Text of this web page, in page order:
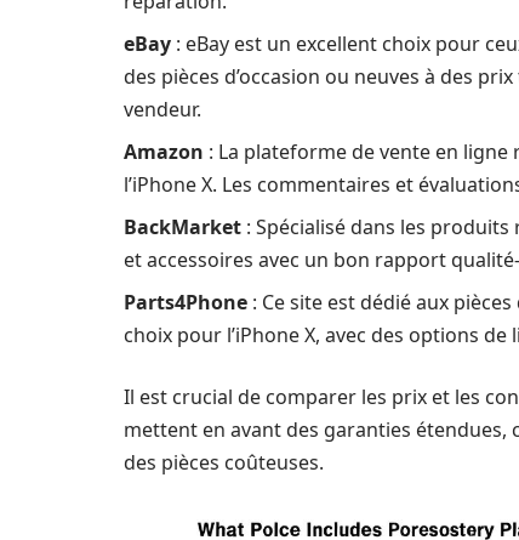
eBay : eBay est un excellent choix pour
des pièces d’occasion ou neuves à des
vendeur.
Amazon : La plateforme de vente en
l’iPhone X. Les commentaires et
BackMarket : Spécialisé dans les
et accessoires avec un bon rapport
Parts4Phone : Ce site est dédié aux
choix pour l’iPhone X, avec des options de
Il est crucial de comparer les prix et les
mettent en avant des garanties
des pièces coûteuses.